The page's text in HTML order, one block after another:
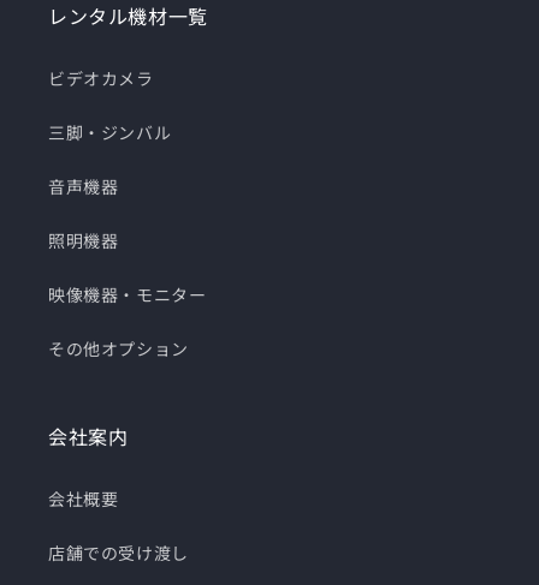
レンタル機材一覧
ビデオカメラ
三脚・ジンバル
音声機器
照明機器
映像機器・モニター
その他オプション
会社案内
会社概要
店舗での受け渡し